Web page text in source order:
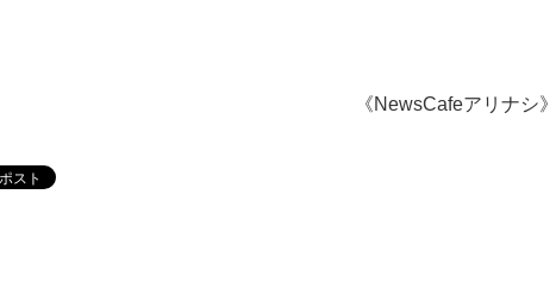
《NewsCafeアリナシ》